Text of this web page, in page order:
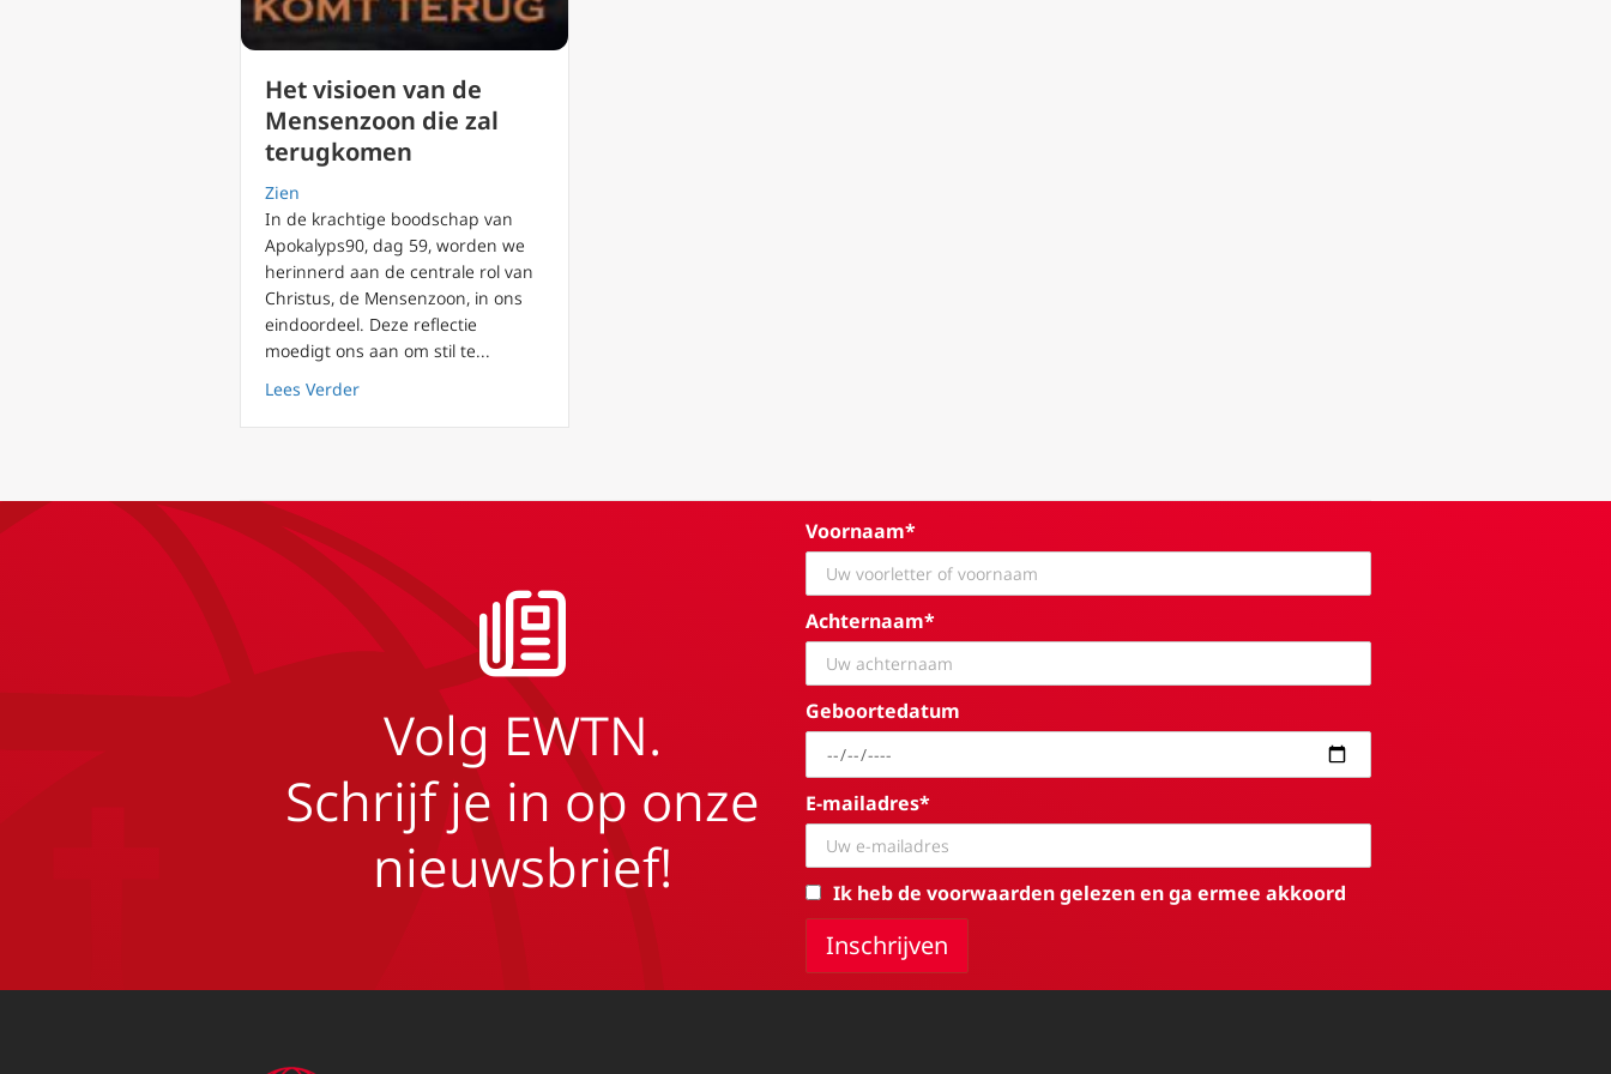
Het visioen van de
Mensenzoon die zal
terugkomen
Zien
In de krachtige boodschap van
Apokalyps90, dag 59, worden we
herinnerd aan de centrale rol van
Christus, de Mensenzoon, in ons
eindoordeel. Deze reflectie
moedigt ons aan om stil te...
Lees Verderabout Het visioen van de Mensenzoon die zal terugkomen
Volg EWTN.
Schrijf je in op onze
nieuwsbrief!
Voornaam*
Achternaam*
Geboortedatum
E-mailadres*
Ik heb de voorwaarden gelezen en ga ermee akkoord